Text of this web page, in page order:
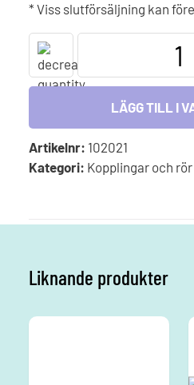
* Viss slutförsäljning kan
Tryckrör
nippel
i
50x
1
½
LÄGG TILL I
Artikelnr: 102021
Kategori: Kopplingar och rör
Liknande produkter